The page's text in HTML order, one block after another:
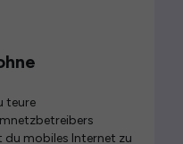
teure
mobiles Internet zu